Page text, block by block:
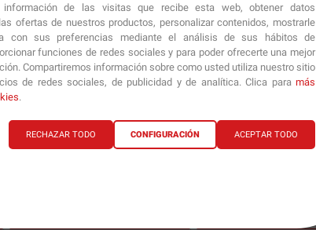
información de las visitas que recibe esta web, obtener datos
ofertas de nuestros productos, personalizar contenidos, mostrarle
con sus preferencias mediante el análisis de sus hábitos de
funciones de redes sociales y para poder ofrecerte una mejor
Compartiremos información sobre como usted utiliza nuestro sitio
de redes sociales, de publicidad y de analítica. Clica para más
.
ACEPTAR TODO
RECHAZAR TODO CONFIGURACIÓN